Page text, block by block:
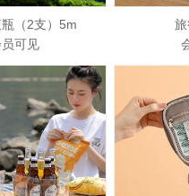
（2支）5m
可见